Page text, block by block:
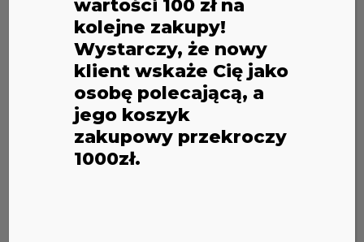
Wyświetlanie wszystkich wyników: 13
wartości 100 zł na
kolejne zakupy!
Wystarczy, że nowy
klient wskaże Cię jako
osobę polecającą, a
jego koszyk
zakupowy przekroczy
1000zł.